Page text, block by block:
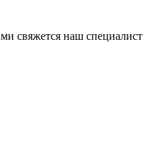
свяжется наш специалист